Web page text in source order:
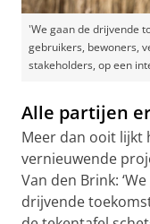
'We gaan de drijvende
gebruikers, bewoners,
stakeholders, op een
Alle partijen
Meer dan ooit lijkt
vernieuwende
Van den Brink:
drijvende